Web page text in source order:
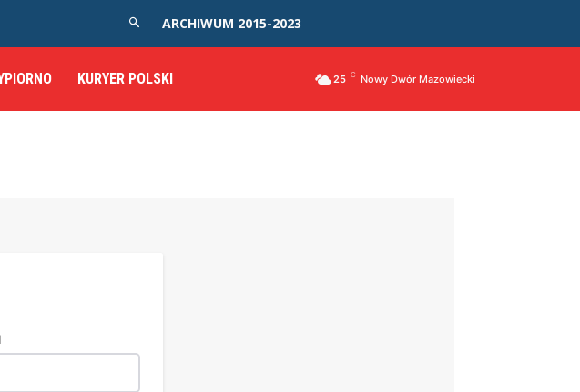
ARCHIWUM 2015-2023
KURYER POLSKI 25 C Nowy Dwór Mazowiecki